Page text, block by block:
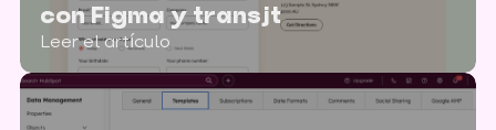
con Figma y transjt
Leer el artículo